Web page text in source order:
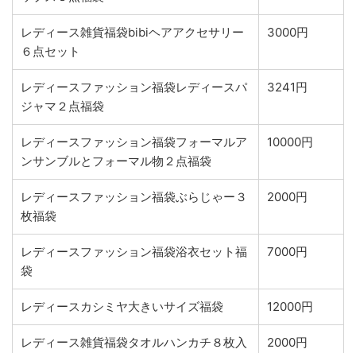
レディース雑貨福袋bibiヘアアクセサリー
６点セット
3000円
レディースファッション福袋レディースパ
ジャマ２点福袋
3241円
レディースファッション福袋フォーマルア
ンサンブルとフォーマル物２点福袋
10000円
レディースファッション福袋ぶらじゃー３
枚福袋
2000円
レディースファッション福袋浴衣セット福
袋
7000円
レディースカシミヤ大きいサイズ福袋 12000円
レディース雑貨福袋タオルハンカチ８枚入
2000円